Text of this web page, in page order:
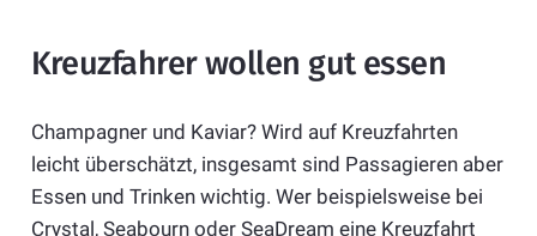
Kreuzfahrer wollen gut essen
Champagner und Kaviar? Wird auf Kreuzfahrten
leicht überschätzt, insgesamt sind Passagieren aber
Essen und Trinken wichtig. Wer beispielsweise bei
Crystal, Seabourn oder SeaDream eine Kreuzfahrt